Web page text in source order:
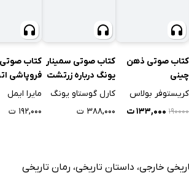
کتاب صوتی ذهن
چینی
کریستوفر بولاس
۱۹۰۰۰۰ ۱۳۳,۰۰۰ ت
کتاب صوتی سمینار
یونگ درباره زرتشت
نیچه
کارل گوستاو یونگ
۳۸۸,۰۰۰ ت
کتاب صوتی
فروپاشی
شوروی
مایرا ایمل
۱۹۲,۰۰۰ ت
خارجی، داستان تاریخی، رمان تاریخی